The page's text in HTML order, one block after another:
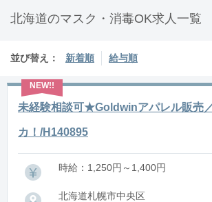
北海道のマスク・消毒OK求人一覧
並び替え： 新着順 給与順
未経験相談可★Goldwinアパレル販売
カ！/H140895
時給：1,250円～1,400円
北海道札幌市中央区